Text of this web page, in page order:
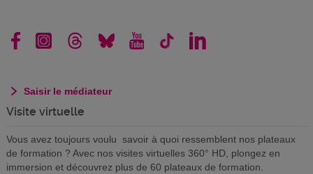
Saisir le médiateur
Visite virtuelle
Vous avez toujours voulu savoir à quoi ressemblent nos plateaux
de formation ? Avec nos visites virtuelles 360° HD, plongez en
immersion et découvrez plus de 60 plateaux de formation.